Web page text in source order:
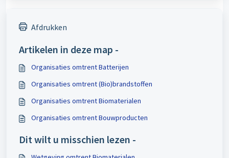
Afdrukken
Artikelen in deze map -
Organisaties omtrent Batterijen
Organisaties omtrent (Bio)brandstoffen
Organisaties omtrent Biomaterialen
Organisaties omtrent Bouwproducten
Dit wilt u misschien lezen -